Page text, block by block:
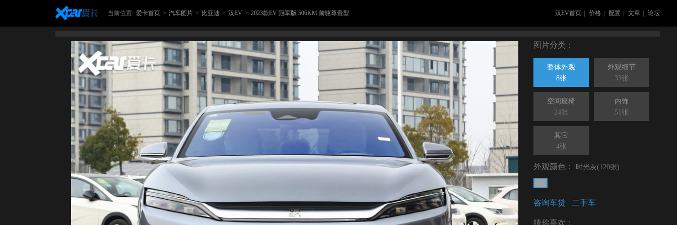
当前位置: 爱卡首页 > 汽车图片 > 比亚迪 > 汉EV > 2023款EV 冠军版 506KM 前驱尊贵型 汉EV首页 价格 配置 文章 论坛
图片分类：
整体外观
8张
外观细节
33张
空间座椅
24张
内饰
51张
其它
4张
外观颜色： 时光灰(120张)
咨询车贷 二手车
猜你喜欢：